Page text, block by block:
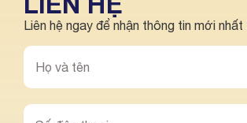
Liên hệ ngay để nhận thông tin mới